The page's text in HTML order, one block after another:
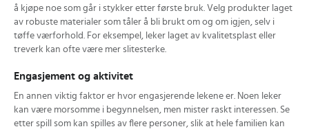
å kjøpe noe som går i stykker etter første bruk. Velg produkter laget
av robuste materialer som tåler å bli brukt om og om igjen, selv i
tøffe værforhold. For eksempel, leker laget av kvalitetsplast eller
treverk kan ofte være mer slitesterke.
Engasjement og aktivitet
En annen viktig faktor er hvor engasjerende lekene er. Noen leker
kan være morsomme i begynnelsen, men mister raskt interessen. Se
etter spill som kan spilles av flere personer, slik at hele familien kan